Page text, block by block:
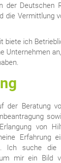
der Deutschen
die Vermittlung
biete ich
Unternehmen
der Beratung
von
Erfahrung
Ich suche
mir ein Bild